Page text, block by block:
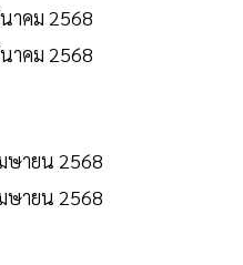
าคม 2568
าคม 2568
ษายน 2568
ษายน 2568